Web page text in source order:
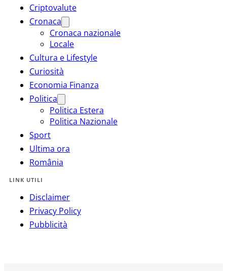
Criptovalute
Cronaca
Cronaca nazionale
Locale
Cultura e Lifestyle
Curiosità
Economia Finanza
Politica
Politica Estera
Politica Nazionale
Sport
Ultima ora
România
LINK UTILI
Disclaimer
Privacy Policy
Pubblicità